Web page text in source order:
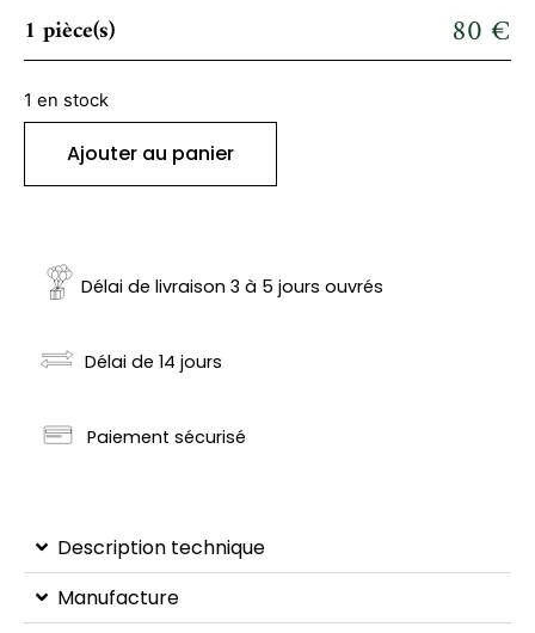
1 pièce(s) 80 €
1 en stock
Ajouter au panier
Délai de livraison 3 à 5 jours ouvrés
Délai de 14 jours
Paiement sécurisé
Description technique
Manufacture